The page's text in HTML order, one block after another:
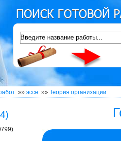
»» эссе »» Теория организации